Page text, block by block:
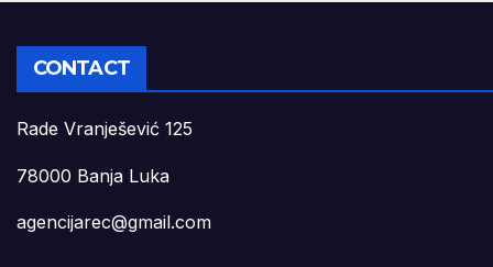
CONTACT
Rade Vranješević 125
78000 Banja Luka
agencijarec@gmail.com